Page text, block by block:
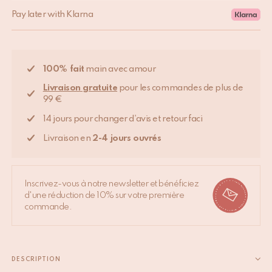
Pay later with Klarna
100% fait main avec amour
Livraison gratuite pour les commandes de plus de
99 €
14 jours pour changer d'avis et retour faci
Livraison en 2-4 jours ouvrés
Inscrivez-vous à notre newsletter et bénéficiez
d'une réduction de 10% sur votre première
commande.
DESCRIPTION